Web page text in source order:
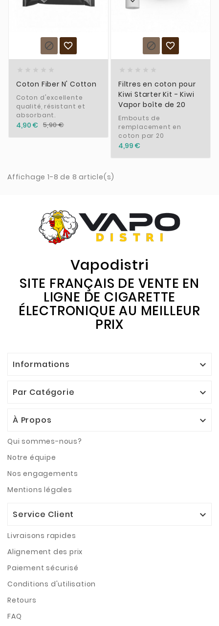
 
Coton Fiber N' Cotton
Coton d'excellente
qualité, résistant et
absorbant.
4,90 € 5,90 €
 
Filtres en coton pour
Kiwi Starter Kit - Kiwi
Vapor boîte de 20
Embouts de
remplacement en
coton par 20
4,99 €
Affichage 1-8 de 8 article(s)
Vapodistri
SITE FRANÇAIS DE VENTE EN
LIGNE DE CIGARETTE
ÉLECTRONIQUE AU MEILLEUR
PRIX
Informations 
Par Catégorie 
À Propos 
Qui sommes-nous?
Notre équipe
Nos engagements
Mentions légales
Service Client 
Livraisons rapides
Alignement des prix
Paiement sécurisé
Conditions d'utilisation
Retours
FAQ